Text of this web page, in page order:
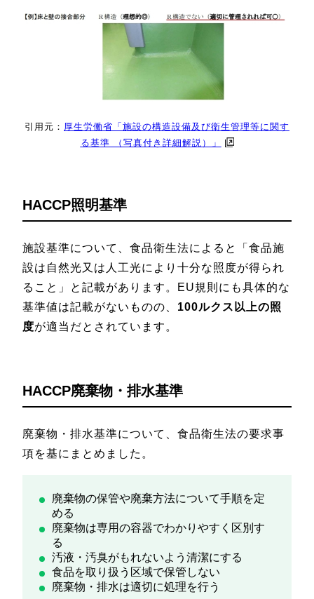
引用元： 厚生労働省「施設の構造設備及び衛生管理等に関す
る基準 （写真付き詳細解説）」
HACCP照明基準
施設基準について、食品衛生法によると「食品施
設は自然光又は人工光により十分な照度が得られ
ること」と記載があります。EU規則にも具体的な
基準値は記載がないものの、 100ルクス以上の照
度が適当だとされています。
HACCP廃棄物・排水基準
廃棄物・排水基準について、食品衛生法の要求事
項を基にまとめました。
廃棄物の保管や廃棄方法について手順を定
める
廃棄物は専用の容器でわかりやすく区別す
る
汚液・汚臭がもれないよう清潔にする
食品を取り扱う区域で保管しない
廃棄物・排水は適切に処理を行う